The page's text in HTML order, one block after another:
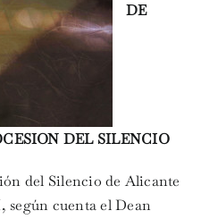
DE
DEL SILENCIO
del Silencio de Alicante
según cuenta el Dean